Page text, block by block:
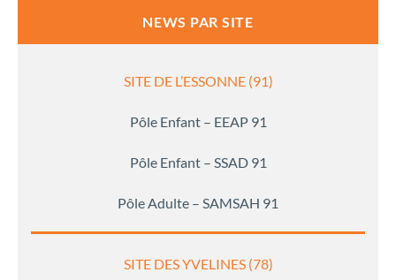
NEWS PAR SITE
SITE DE L’ESSONNE (91)
Pôle Enfant – EEAP 91
Pôle Enfant – SSAD 91
Pôle Adulte – SAMSAH 91
SITE DES YVELINES (78)